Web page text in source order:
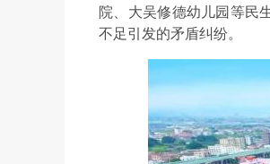
院、大吴修德幼儿园等民
不足引发的矛盾纠纷。